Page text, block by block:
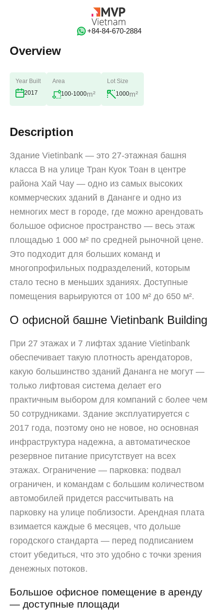
‭+84-84-670-2884‬
Overview
Year Built
2017
Area
100-1000m²
Lot Size
1000m²
Description
Здание Vietinbank — это 27-этажная башня
класса B на улице Тран Куок Тоан в центре
района Хай Чау — одно из самых высоких
коммерческих зданий в Дананге и одно из
немногих мест в городе, где можно арендовать
большое офисное пространство — весь этаж
площадью 1 000 м² по средней рыночной цене.
Это подходит для больших команд и
многопрофильных подразделений, которым
стало тесно в меньших зданиях. Доступные
помещения варьируются от 100 м² до 650 м².
О офисной башне Vietinbank Building
При 27 этажах и 7 лифтах здание Vietinbank
обеспечивает такую плотность арендаторов,
какую большинство зданий Дананга не могут —
только лифтовая система делает его
практичным выбором для компаний с более чем
50 сотрудниками. Здание эксплуатируется с
2017 года, поэтому оно не новое, но основная
инфраструктура надежна, а автоматическое
резервное питание присутствует на всех
этажах. Ограничение — парковка: подвал
ограничен, и командам с большим количеством
автомобилей придется рассчитывать на
парковку на улице поблизости. Арендная плата
взимается каждые 6 месяцев, что дольше
городского стандарта — перед подписанием
стоит убедиться, что это удобно с точки зрения
денежных потоков.
Большое офисное помещение в аренду
— доступные площади